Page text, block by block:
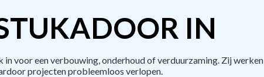
IN
voor een verbouwing, onderhoud of verduurzaming. Zij werken
projecten probleemloos verlopen.